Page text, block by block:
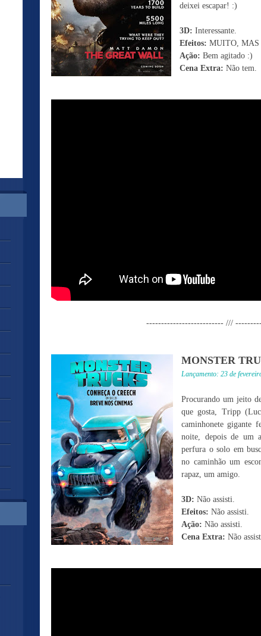
deixei escapar! :)
3D: Interessante.
Efeitos: MUITO, MAS
Ação: Bem agitado :)
Cena Extra: Não tem.
-------------------------- ///
MONSTER
Lançamento: 23 de
Procurando um jeito
que gosta, Tripp
caminhonete gigante
noite, depois de um
perfura o solo em
no caminhão um
rapaz, um amigo.
3D: Não assisti.
Efeitos: Não assisti.
Ação: Não assisti.
Cena Extra: Não